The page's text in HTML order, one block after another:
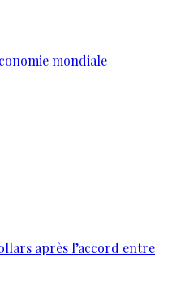
mondiale
après l’accord entre